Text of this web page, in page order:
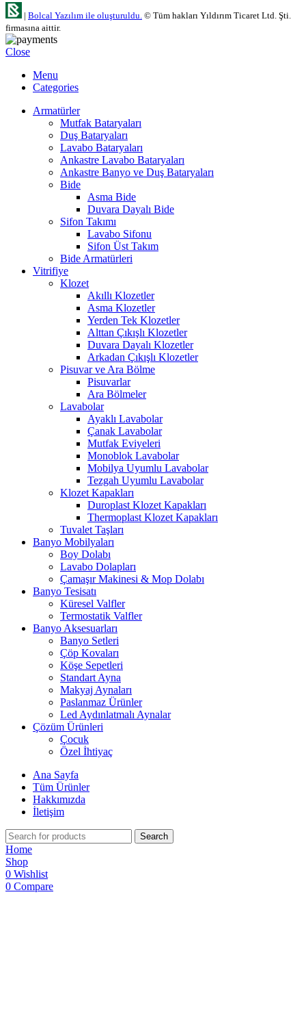
| Bolcal Yazılım ile oluşturuldu. © Tüm hakları Yıldırım Ticaret Ltd. Şti.
firmasına aittir.
Close
Menu
Categories
Armatürler
Mutfak Bataryaları
Duş Bataryaları
Lavabo Bataryaları
Ankastre Lavabo Bataryaları
Ankastre Banyo ve Duş Bataryaları
Bide
Asma Bide
Duvara Dayalı Bide
Sifon Takımı
Lavabo Sifonu
Sifon Üst Takım
Bide Armatürleri
Vitrifiye
Klozet
Akıllı Klozetler
Asma Klozetler
Yerden Tek Klozetler
Alttan Çıkışlı Klozetler
Duvara Dayalı Klozetler
Arkadan Çıkışlı Klozetler
Pisuvar ve Ara Bölme
Pisuvarlar
Ara Bölmeler
Lavabolar
Ayaklı Lavabolar
Çanak Lavabolar
Mutfak Eviyeleri
Monoblok Lavabolar
Mobilya Uyumlu Lavabolar
Tezgah Uyumlu Lavabolar
Klozet Kapakları
Duroplast Klozet Kapakları
Thermoplast Klozet Kapakları
Tuvalet Taşları
Banyo Mobilyaları
Boy Dolabı
Lavabo Dolapları
Çamaşır Makinesi & Mop Dolabı
Banyo Tesisatı
Küresel Valfler
Termostatik Valfler
Banyo Aksesuarları
Banyo Setleri
Çöp Kovaları
Köşe Sepetleri
Standart Ayna
Makyaj Aynaları
Paslanmaz Ürünler
Led Aydınlatmalı Aynalar
Çözüm Ürünleri
Çocuk
Özel İhtiyaç
Ana Sayfa
Tüm Ürünler
Hakkımızda
İletişim
Search
Home
Shop
0 Wishlist
0 Compare